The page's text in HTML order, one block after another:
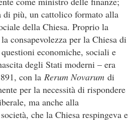
di più, un cattolico formato alla
della Chiesa. Proprio la
consapevolezza per la Chiesa di
economiche, sociali e
degli Stati moderni – era
con la Rerum Novarum di
per la necessità di rispondere
ma anche alla
che la Chiesa respingeva e